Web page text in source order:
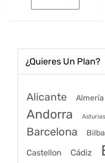
era:
es:
¿Quieres Un Plan?
Alicante Almería
Andorra Asturias
Barcelona
Castellon Cádiz